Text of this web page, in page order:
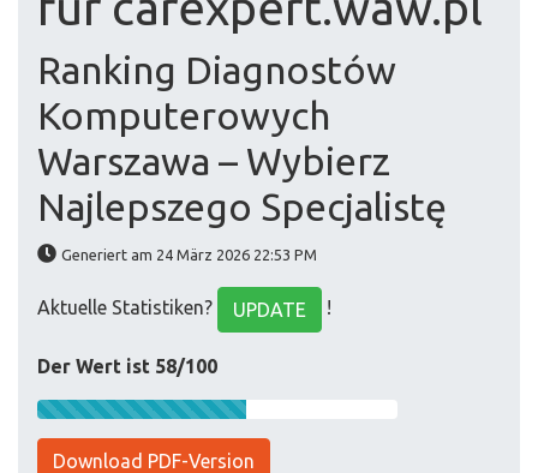
Ranking Diagnostów
Komputerowych
Warszawa – Wybierz
Najlepszego Specjalistę
Generiert am 24 März 2026 22:53 PM
Aktuelle Statistiken? UPDATE !
Der Wert ist 58/100
Download PDF-Version